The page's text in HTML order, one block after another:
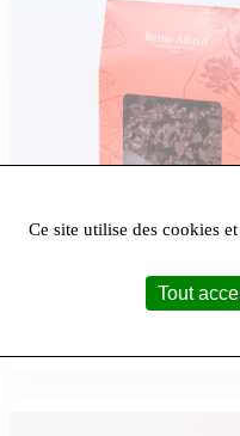
Ce site utilise des cookies
Tout